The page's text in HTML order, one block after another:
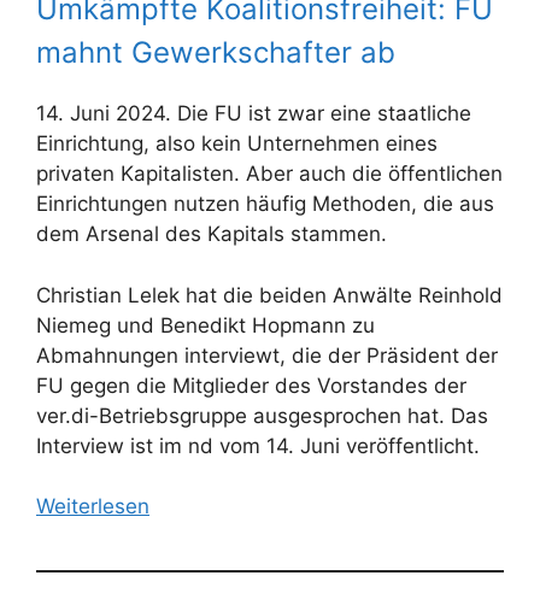
Umkämpfte Koalitionsfreiheit: FU
mahnt Gewerkschafter ab
14. Juni 2024. Die FU ist zwar eine staatliche
Einrichtung, also kein Unternehmen eines
privaten Kapitalisten. Aber auch die öffentlichen
Einrichtungen nutzen häufig Methoden, die aus
dem Arsenal des Kapitals stammen.
Christian Lelek hat die beiden Anwälte Reinhold
Niemeg und Benedikt Hopmann zu
Abmahnungen interviewt, die der Präsident der
FU gegen die Mitglieder des Vorstandes der
ver.di-Betriebsgruppe ausgesprochen hat. Das
Interview ist im nd vom 14. Juni veröffentlicht.
Weiterlesen